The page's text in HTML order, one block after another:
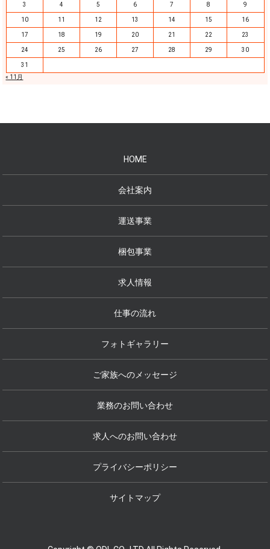
3 4 5 6 7 8 9
10 11 12 13 14 15 16
17 18 19 20 21 22 23
24 25 26 27 28 29 30
31
« 11月
HOME
会社案内
運送事業
梱包事業
求人情報
仕事の流れ
フォトギャラリー
ご家族へのメッセージ
業務のお問い合わせ
求人へのお問い合わせ
プライバシーポリシー
サイトマップ